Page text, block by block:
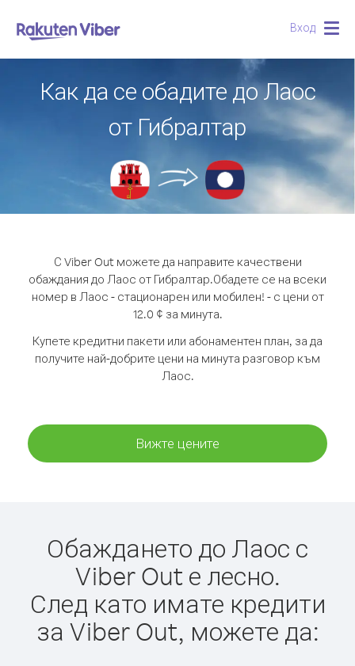
Вход
Как да се обадите до Лаос
от Гибралтар
С Viber Out можете да направите качествени
обаждания до Лаос от Гибралтар.Обадете се на всеки
номер в Лаос - стационарен или мобилен! - с цени от
12.0 ¢ за минута.
Купете кредитни пакети или абонаментен план, за да
получите най-добрите цени на минута разговор към
Лаос.
Вижте цените
Обаждането до Лаос с
Viber Out е лесно.
След като имате кредити
за Viber Out, можете да: